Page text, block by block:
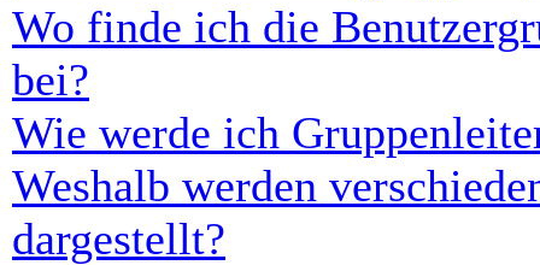
Wo finde ich die
bei?
Wie werde ich
Weshalb werden
dargestellt?